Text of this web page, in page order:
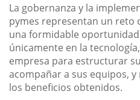
La gobernanza y la
pymes representan un reto
una formidable
únicamente en la
empresa para estructurar
acompañar a sus equipos,
los beneficios obtenidos.